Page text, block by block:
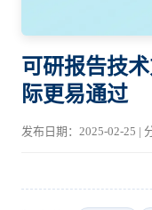
可研报告技
际更易通过
发布日期：2025-02-25 |